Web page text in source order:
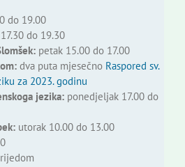
do 19.00
do 19.30
petak 15.00 do 17.00
dva puta mjesečno Raspored sv.
za 2023. godinu
jezika:ponedjeljak 17.00 do
utorak 10.00 do 13.00